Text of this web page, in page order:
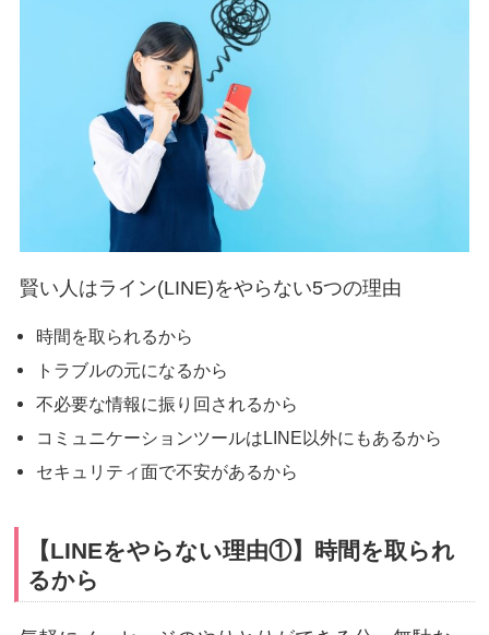
賢い人はライン(LINE)をやらない5つの理由
時間を取られるから
トラブルの元になるから
不必要な情報に振り回されるから
コミュニケーションツールはLINE以外にもあるから
セキュリティ面で不安があるから
【LINEをやらない理由①】時間を取られ
るから